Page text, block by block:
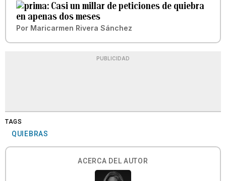
Casi un millar de peticiones de quiebra
en apenas dos meses
Por Maricarmen Rivera Sánchez
PUBLICIDAD
TAGS
QUIEBRAS
ACERCA DEL AUTOR